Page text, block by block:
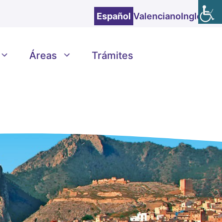
Español ValencianoInglés
Áreas Trámites